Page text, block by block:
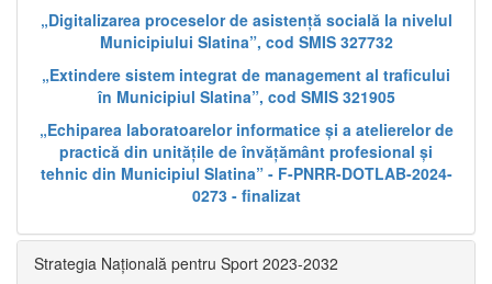
„Digitalizarea proceselor de asistență socială la nivelul
Municipiului Slatina”, cod SMIS 327732
„Extindere sistem integrat de management al traficului
în Municipiul Slatina”, cod SMIS 321905
„Echiparea laboratoarelor informatice și a atelierelor de
practică din unitățile de învățământ profesional și
tehnic din Municipiul Slatina” - F-PNRR-DOTLAB-2024-
0273 - finalizat
Strategia Națională pentru Sport 2023-2032